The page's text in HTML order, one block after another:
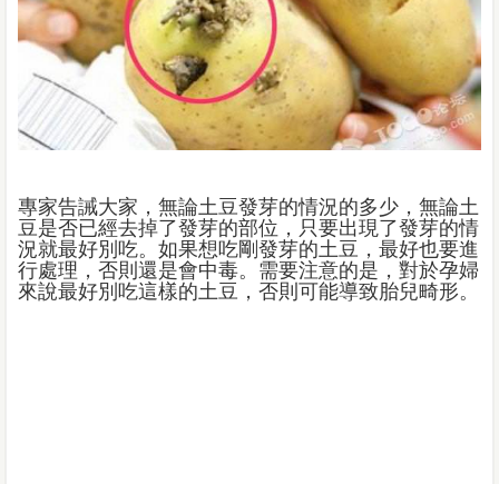
專家告誡大家，無論土豆發芽的情況的多少，無論土
豆是否已經去掉了發芽的部位，只要出現了發芽的情​​
況就最好別吃。如果想吃剛發芽的土豆，最好也要進
行處理，否則還是會中毒。需要注意的是，對於孕婦
來說最好別吃這樣的土豆，否則可能導致胎兒畸形。